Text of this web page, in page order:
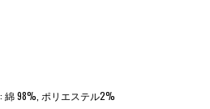
綿 98%, ポリエステル2%